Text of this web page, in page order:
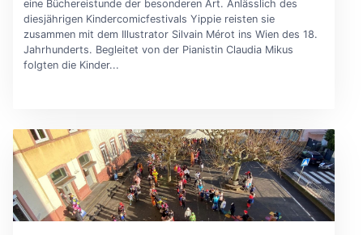
eine Büchereistunde der besonderen Art. Anlässlich des
diesjährigen Kindercomicfestivals Yippie reisten sie
zusammen mit dem Illustrator Silvain Mérot ins Wien des 18.
Jahrhunderts. Begleitet von der Pianistin Claudia Mikus
folgten die Kinder...